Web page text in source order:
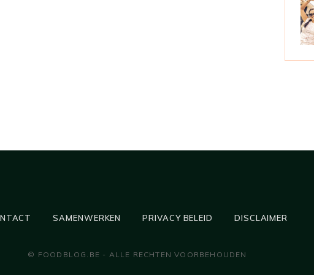
SAMENWERKEN PRIVACY BELEID DISCLAIMER
© FOODBLOG.BE - ALLE RECHTEN VOORBEHOUDEN